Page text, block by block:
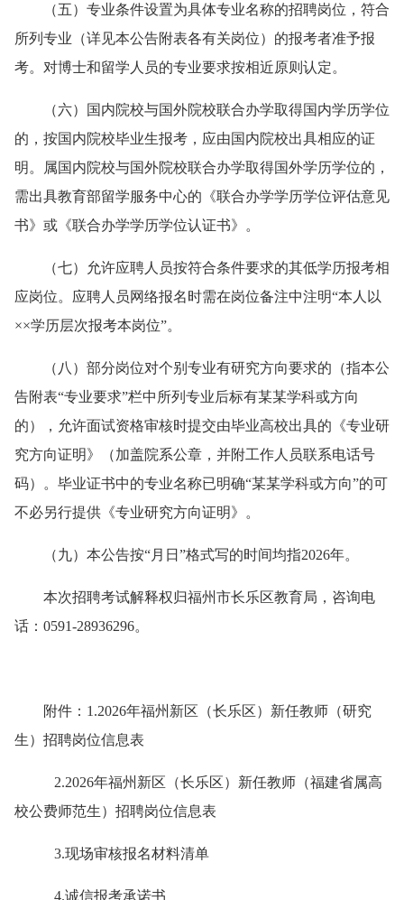
（五） 专业条件设置为具体专业名称的招聘岗位，符合
所列专业（详见本公告附表各有关岗位）的报考者准予报
考。对博士和留学人员的专业要求按相近原则认定。
（六）
国内院校与国外院校联合办学取得国内学历学位
的，按国内院校毕业生报考，应由国内院校出具相应的证
明。属国内院校与国外院校联合办学取得国外学历学位的，
需出具教育部留学服务中心的《联合办学学历学位评估意见
书》或《联合办学学历学位认证书》。
（七）
允许应聘人员按符合条件要求的其低学历报考相
应岗位。应聘 人员网络报名时需在岗位备注中注明“本人以
××学历层次报考本岗位”。
（八） 部分岗位对个别专业有研究方向要求的（指本公
告附表“专业要求”栏中所列专业后标有某某学科或方向
的），允许面试资格审核时提交由毕业高校出具的《专业研
究方向证明》（加盖院系公章，并附工作人员联系电话号
码）。毕业证书中的专业名称已明确“某某学科或方向”的可
不必另行提供《专业研究方向证明》。
（九） 本公告按“月日”格式写的时间均指2026年。
本次招聘考试解释权归福州市长乐区教育局，咨询电
话：0591-28936296。
附件： 1.2026年福州新区（长乐区）新任教师（研究
生）招聘岗位信息表
2.2026年福州新区（长乐区）新任教师（福建省属高
校公费师范生）招聘岗位信息表
3.现场审核报名材料清单
4.诚信报考承诺书